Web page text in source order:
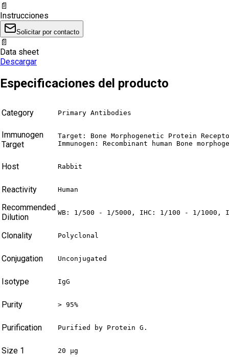
📄
Instrucciones
Solicitar por contacto
📄
Data sheet
Descargar
Especificaciones del producto
Category Primary Antibodies
Immunogen
Target
Target: Bone Morphogenetic Protein
Immunogen: Recombinant human Bone
Host Rabbit
Reactivity Human
Recommended
Dilution
WB: 1/500 - 1/5000, IHC: 1/100 - 1/
Clonality Polyclonal
Conjugation Unconjugated
Isotype IgG
Purity > 95%
Purification Purified by Protein G.
Size 1 20 µg